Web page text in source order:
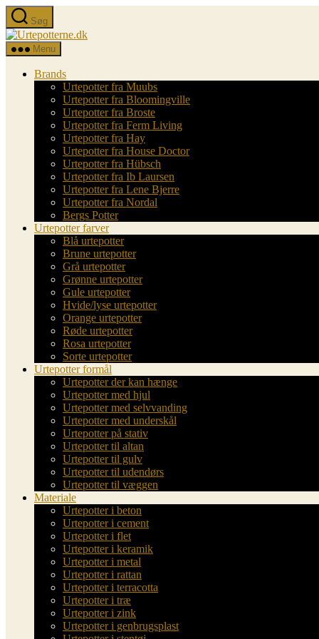
Spring
til
indholdet
Søg
Urtepotterne.dk
Menu
Brands
Urtepotter fra Muubs
Urtepotter fra Bloomingville
Urtepotter fra Broste
Urtepotter fra Ferm Living
Urtepotter fra Hay
Urtepotter fra House Doctor
Urtepotter fra Hübsch
Urtepotter fra Ib Laursen
Urtepotter fra Lene Bjerre
Urtepotter fra Nordal
Bergs Potter
Urtepotter farver
Blå urtepotter
Brune urtepotter
Grå urtepotter
Grønne urtepotter
Gule urtepotter
Hvide/lyse urtepotter
Orange urtepotter
Røde urtepotter
Rosa urtepotter
Sorte urtepotter
Urtepotter formål
Urtepotter der kan hænge
Urtepotter med hjul
Urtepotter med selvvanding
Urtepotter med underskål
Urtepotter på stativ
Urtepotter til altan
Urtepotter til gulv
Urtepotter til udendørs
Urtepotter til væggen
Materiale
Urtepotter i beton
Urtepotter i cement
Urtepotter i flet
Urtepotter i keramik
Urtepotter i metal
Urtepotter i rattan
Urtepotter i terracotta
Urtepotter i træ
Urtepotter i zink
Urtepotter i genbrugsplast